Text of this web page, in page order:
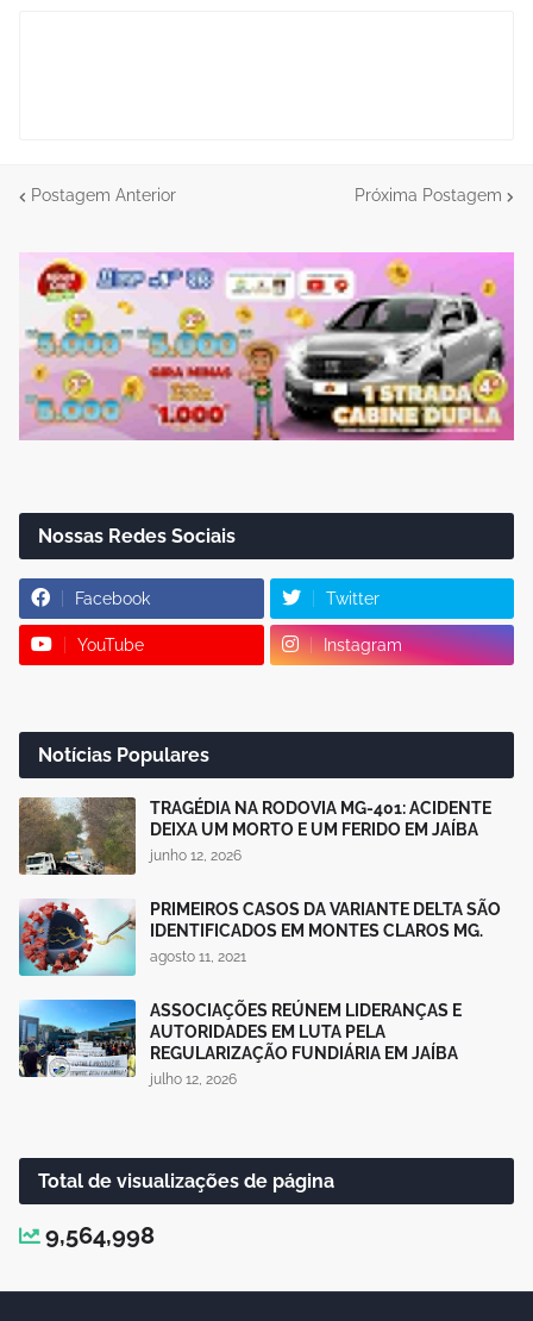
Postagem Anterior Próxima Postagem
Nossas Redes Sociais
Facebook Twitter
YouTube Instagram
Notícias Populares
TRAGÉDIA NA RODOVIA MG-401: ACIDENTE
DEIXA UM MORTO E UM FERIDO EM JAÍBA
junho 12, 2026
PRIMEIROS CASOS DA VARIANTE DELTA SÃO
IDENTIFICADOS EM MONTES CLAROS MG.
agosto 11, 2021
ASSOCIAÇÕES REÚNEM LIDERANÇAS E
AUTORIDADES EM LUTA PELA
REGULARIZAÇÃO FUNDIÁRIA EM JAÍBA
julho 12, 2026
Total de visualizações de página
9,564,998